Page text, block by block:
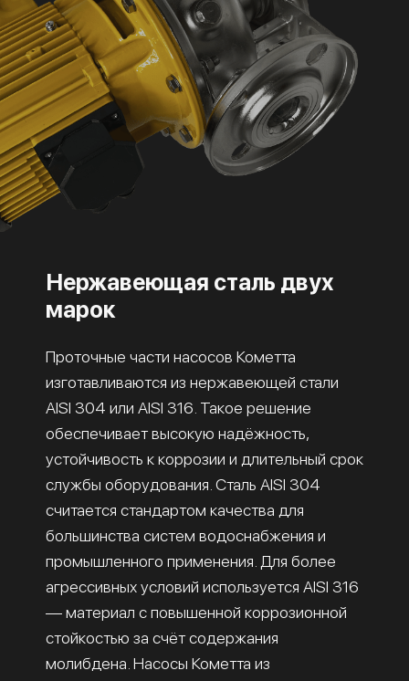
Нержавеющая сталь двух
марок
Проточные части насосов Кометта
изготавливаются из нержавеющей стали
AISI 304 или AISI 316. Такое решение
обеспечивает высокую надёжность,
устойчивость к коррозии и длительный срок
службы оборудования. Сталь AISI 304
считается стандартом качества для
большинства систем водоснабжения и
промышленного применения. Для более
агрессивных условий используется AISI 316
— материал с повышенной коррозионной
стойкостью за счёт содержания
молибдена. Насосы Кометта из